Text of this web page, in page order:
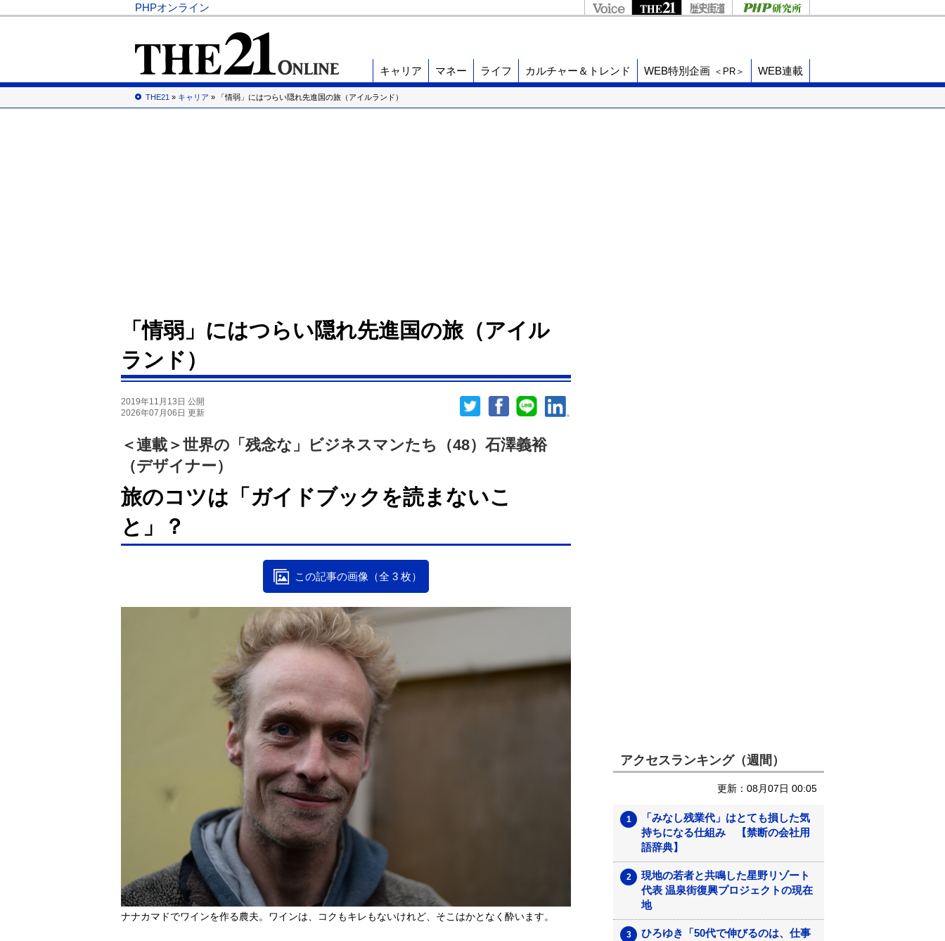
PHPオンライン
キャリア マネー ライフ カルチャー＆トレンド WEB特別企画 ＜PR＞ WEB連載
THE21 » キャリア » 「情弱」にはつらい隠れ先進国の旅（アイルランド）
「情弱」にはつらい隠れ先進国の旅（アイル
ランド）
2019年11月13日 公開
2026年07月06日 更新
＜連載＞世界の「残念な」ビジネスマンたち（48）石澤義裕
（デザイナー）
旅のコツは「ガイドブックを読まないこ
と」？
この記事の画像（全 3 枚）
ナナカマドでワインを作る農夫。ワインは、コクもキレもないけれど、そこはかとなく酔います。
アクセスランキング（週間）
更新：08月07日 00:05
「みなし残業代」はとても損した気
持ちになる仕組み 【禁断の会社用
語辞典】
現地の若者と共鳴した星野リゾート
代表 温泉街復興プロジェクトの現在
地
ひろゆき「50代で伸びるのは、仕事